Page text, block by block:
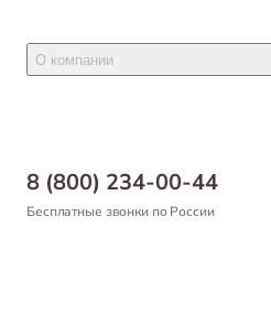
8 (800) 234-00-44
Бесплатные звонки по России
Товары для птиц
Новости
Самовывоз
Оформление заказа
О компании
Благотворительный фонд